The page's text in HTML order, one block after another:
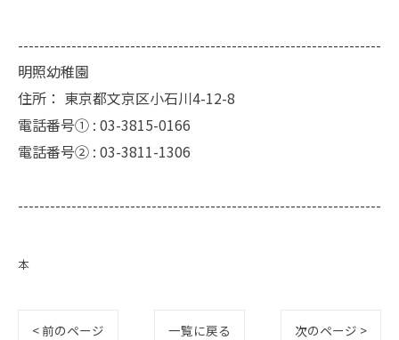
--------------------------------------------------------------------
明照幼稚園
住所： 東京都文京区小石川4-12-8
電話番号① : 03-3815-0166
電話番号② : 03-3811-1306
--------------------------------------------------------------------
本
< 前のページ 一覧に戻る 次のページ >